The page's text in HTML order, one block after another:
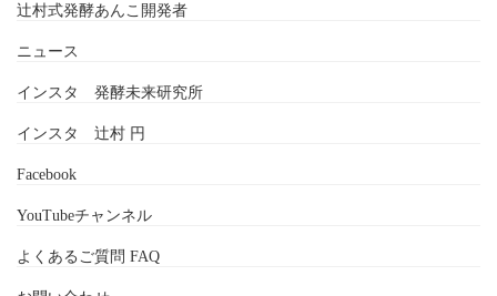
辻村式発酵あんこ開発者
ニュース
インスタ 発酵未来研究所
インスタ 辻村 円
Facebook
YouTubeチャンネル
よくあるご質問 FAQ